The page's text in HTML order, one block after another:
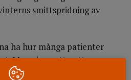
smittspridning av
ha hur många patienter
Men vi ser ett nytt
vill inte komma på drop-in